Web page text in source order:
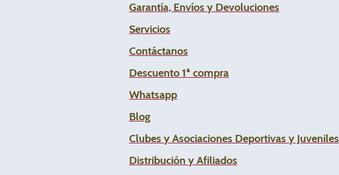
Garantía, Envíos y Devoluciones
Servicios
Contáctanos
Descuento 1ª compra
Whatsapp
Blog
Clubes y Asociaciones Deportivas y Juveniles
Distribución y Afiliados